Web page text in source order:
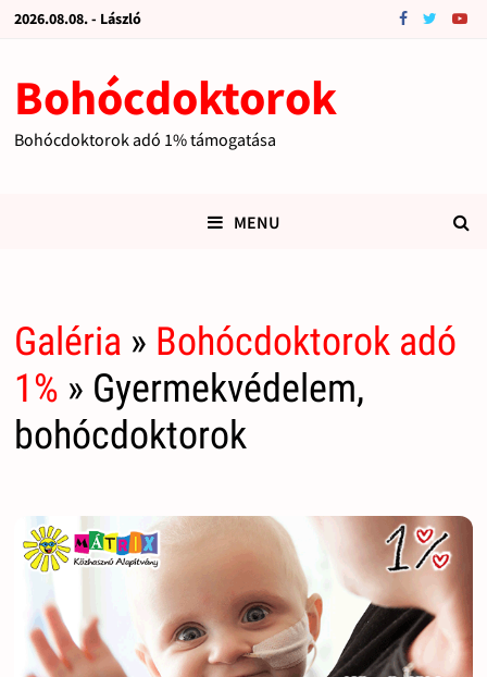
2026.08.08. - László
Bohócdoktorok
Bohócdoktorok adó 1% támogatása
MENU
Galéria » Bohócdoktorok adó
1% » Gyermekvédelem,
bohócdoktorok